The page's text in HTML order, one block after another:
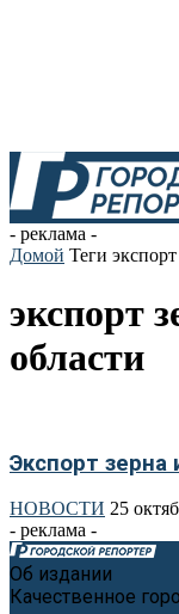
- реклама -
Домой Теги
экспорт
области
Экспорт зерна
НОВОСТИ 25
- реклама -
Об издании
Качественное